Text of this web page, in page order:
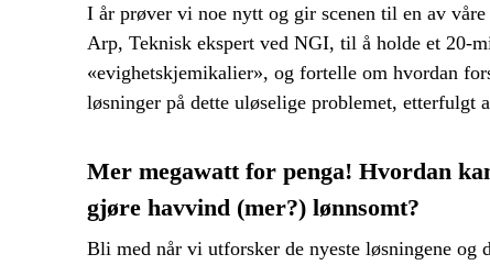
I år prøver vi noe nytt og gir scenen til en av
Arp, Teknisk ekspert ved NGI, til å holde et 20-
«evighetskjemikalier», og fortelle om hvordan
løsninger på dette uløselige problemet, etterfulgt
Mer megawatt for penga! Hvordan
gjøre havvind (mer?) lønnsomt?
Bli med når vi utforsker de nyeste løsningene og